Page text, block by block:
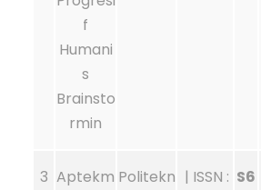
f
Humani
s
Brainsto
rmin
3 Aptekm Politekn | ISSN : S6